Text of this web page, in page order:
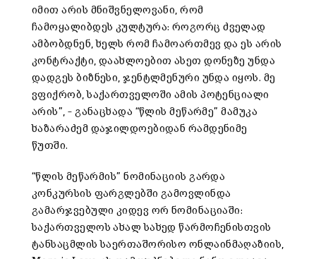
იმით არის მნიშვნელოვანი, რომ
ჩამოყალიბდეს კულტურა: როგორც ძველად
ამბობდნენ, ხელს რომ ჩამოართმევ და ეს არის
კონტრაქტი, დაახლოებით ასეთ დონეზე უნდა
დადგეს ბიზნესი, ჯენტლმენური უნდა იყოს. მე
ვფიქრობ, საქართველოში ამის პოტენციალი
არის”, – განაცხადა “წლის მეწარმე” მამუკა
ხაზარაძემ დაჯილდოებიდან რამდენიმე
წუთში.
“წლის მეწარმის” ნომინაციის გარდა
კონკურსის ფარგლებში გამოვლინდა
გამარჯვებული კიდევ ორ ნომინაციაში:
საქართველოს ახალ სახედ წარმოჩენისთვის
ტანსაცმლის საერთაშორისო ონლაინმაღაზიის,